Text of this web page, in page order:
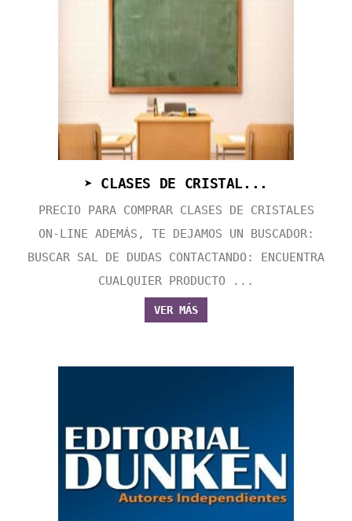
➤ CLASES DE CRISTAL...
PRECIO PARA COMPRAR CLASES DE CRISTALES
ON-LINE ADEMÁS, TE DEJAMOS UN BUSCADOR:
BUSCAR SAL DE DUDAS CONTACTANDO: ENCUENTRA
CUALQUIER PRODUCTO ...
VER MÁS